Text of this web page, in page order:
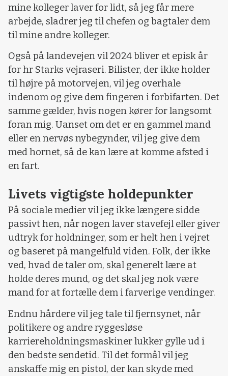
mine kolleger laver for lidt, så jeg får mere
arbejde, sladrer jeg til chefen og bagtaler dem
til mine andre kolleger.
Også på landevejen vil 2024 bliver et episk år
for hr Starks vejraseri. Bilister, der ikke holder
til højre på motorvejen, vil jeg overhale
indenom og give dem fingeren i forbifarten. Det
samme gælder, hvis nogen kører for langsomt
foran mig. Uanset om det er en gammel mand
eller en nervøs nybegynder, vil jeg give dem
med hornet, så de kan lære at komme afsted i
en fart.
Livets vigtigste holdepunkter
På sociale medier vil jeg ikke længere sidde
passivt hen, når nogen laver stavefejl eller giver
udtryk for holdninger, som er helt hen i vejret
og baseret på mangelfuld viden. Folk, der ikke
ved, hvad de taler om, skal generelt lære at
holde deres mund, og det skal jeg nok være
mand for at fortælle dem i farverige vendinger.
Endnu hårdere vil jeg tale til fjernsynet, når
politikere og andre ryggesløse
karriereholdningsmaskiner lukker gylle ud i
den bedste sendetid. Til det formål vil jeg
anskaffe mig en pistol, der kan skyde med